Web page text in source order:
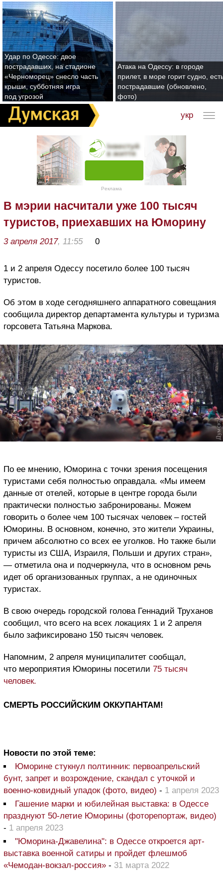
Удар по Одессе: двое
пострадавших, на стадионе
«Черноморец» снесло часть
крыши, субботняя игра
под угрозой
Атака на Одессу: в городе
прилет, в море горит судно,
пострадавшие (обновлено,
фото)
укр
Реклама
В мэрии насчитали уже 100 тысяч
туристов, приехавших на Юморину
3 апреля 2017, 11:55 0
1 и 2 апреля Одессу посетило более 100 тысяч
туристов.
Об этом в ходе сегодняшнего аппаратного совещания
сообщила директор департамента культуры и туризма
горсовета Татьяна Маркова.
По ее мнению, Юморина с точки зрения посещения
туристами себя полностью оправдала. «Мы имеем
данные от отелей, которые в центре города были
практически полностью забронированы. Можем
говорить о более чем 100 тысячах человек – гостей
Юморины. В основном, конечно, это жители Украины,
причем абсолютно со всех ее уголков. Но также были
туристы из США, Израиля, Польши и других стран»,
— отметила она и подчеркнула, что в основном речь
идет об организованных группах, а не одиночных
туристах.
В свою очередь городской голова Геннадий Труханов
сообщил, что всего на всех локациях 1 и 2 апреля
было зафиксировано 150 тысяч человек.
Напомним, 2 апреля муниципалитет сообщал,
что мероприятия Юморины посетили 75 тысяч
человек.
СМЕРТЬ РОССИЙСКИМ ОККУПАНТАМ!
Новости по этой теме:
Юморине стукнул полтинник: первоапрельский
бунт, запрет и возрождение, скандал с уточкой и
военно-ковидный упадок (фото, видео) - 1 апреля 2023
Гашение марки и юбилейная выставка: в Одессе
празднуют 50-летие Юморины (фоторепортаж, видео)
- 1 апреля 2023
"Юморина-Джавелина": в Одессе откроется арт-
выставка военной сатиры и пройдет флешмоб
«Чемодан-вокзал-россия» - 31 марта 2022